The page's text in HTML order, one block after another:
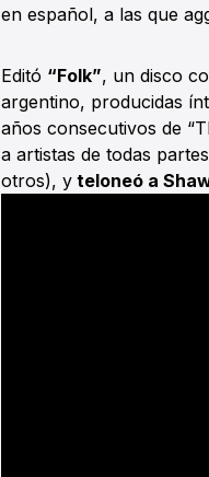
en español, a las que
Editó “Folk”, un disco
argentino, producidas
años consecutivos de
a artistas de todas
otros), y teloneó a